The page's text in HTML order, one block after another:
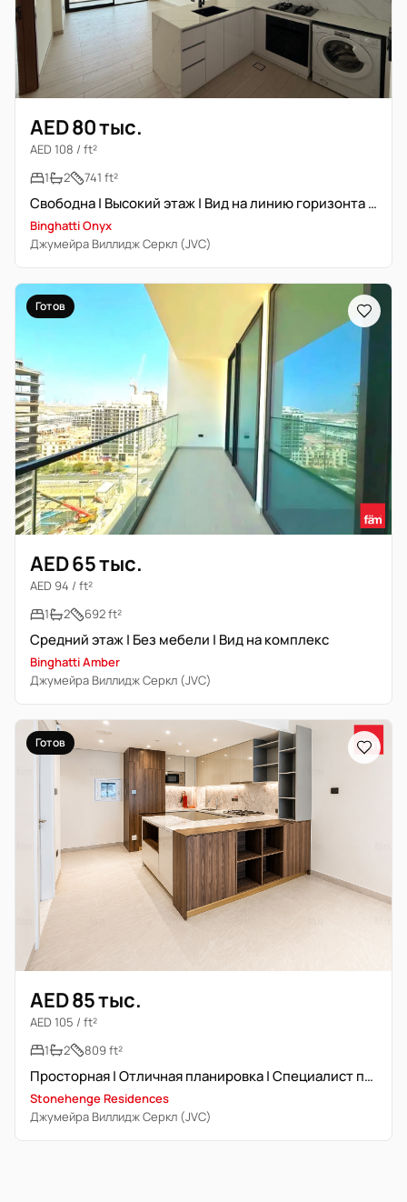
AED 80 тыс.
AED 108 / ft²
1
2 741 ft²
Свободна | Высокий этаж | Вид на линию горизонта Дубая | Просторная
Binghatti Onyx
Джумейра Виллидж Серкл (JVC)
Готов
AED 65 тыс.
AED 94 / ft²
1
2 692 ft²
Средний этаж | Без мебели | Вид на комплекс
Binghatti Amber
Джумейра Виллидж Серкл (JVC)
Готов
AED 85 тыс.
AED 105 / ft²
1
2 809 ft²
Просторная | Отличная планировка | Специалист по недвижимости
Stonehenge Residences
Джумейра Виллидж Серкл (JVC)